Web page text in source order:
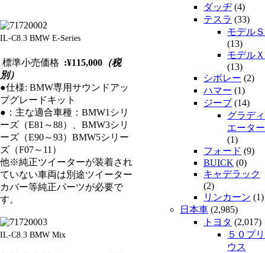
IL-C8.3 BMW E-Series
標準小売価格 :¥115,000 （税
別）
●仕様: BMW専用サウンドアッ
プグレードキット
●：主な適合車種：BMW1シリ
ーズ（E81～88）、BMW3シリ
ーズ（E90～93）BMW5シリー
ズ（F07～11）
他※純正ツイーターが装着され
ていない車両は別途ツイーター
カバー等純正パーツが必要で
す。
IL-C8.3 BMW Mix
ダッヂ(4)
テスラ (33)
モデルＳ
(13)
モデルＸ
(13)
シボレー (2)
ハマー (1)
ジープ(14)
グラディ
エーター
(1)
フォード (9)
BUICK (0)
キャデラック
(2)
リンカーン (1)
日本車 (2,985)
トヨタ (2,017)
５０プリ
ウス